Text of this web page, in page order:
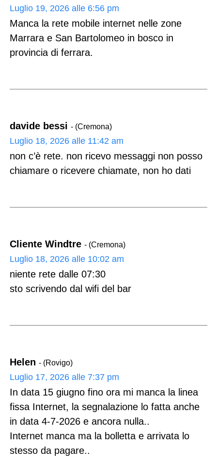
Luglio 19, 2026 alle 6:56 pm
Manca la rete mobile internet nelle zone
Marrara e San Bartolomeo in bosco in
provincia di ferrara.
davide bessi - (Cremona)
Luglio 18, 2026 alle 11:42 am
non c’è rete. non ricevo messaggi non posso
chiamare o ricevere chiamate, non ho dati
Cliente Windtre - (Cremona)
Luglio 18, 2026 alle 10:02 am
niente rete dalle 07:30
sto scrivendo dal wifi del bar
Helen - (Rovigo)
Luglio 17, 2026 alle 7:37 pm
In data 15 giugno fino ora mi manca la linea
fissa Internet, la segnalazione lo fatta anche
in data 4-7-2026 e ancora nulla..
Internet manca ma la bolletta e arrivata lo
stesso da pagare..